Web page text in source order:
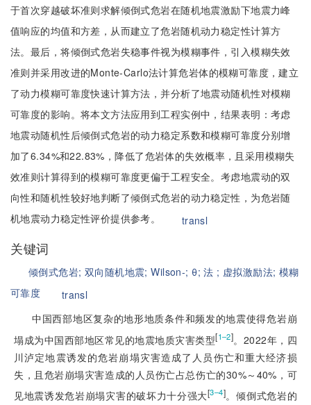
于首次穿越破坏准则求解倾倒式危岩在随机地震激励下地震力峰
值响应的均值和方差，从而建立了危岩随机动力稳定性计算方
法。最后，将倾倒式危岩失稳事件视为模糊事件，引入模糊失效
准则并采用改进的Monte-Carlo法计算危岩体的模糊可靠度，建立
了动力模糊可靠度快速计算方法，并分析了地震动随机性对模糊
可靠度的影响。将本文方法应用到工程实例中，结果表明：考虑
地震动随机性后倾倒式危岩的动力稳定系数和模糊可靠度分别增
加了6.34%和22.83%，降低了危岩体的失效概率，且采用模糊失
效准则计算得到的模糊可靠度更偏于工程安全。考虑地震动的双
向性和随机性较好地判断了倾倒式危岩的动力稳定性，为危岩随
机地震动力稳定性评价提供参考。
transl
关键词
倾倒式危岩; 双向随机地震;Wilson-; θ;法 ; 虚拟激励法;模糊
可靠度
transl
中国西部地区复杂的地形地质条件和频发的地震使得危岩崩
塌成为中国西部地区常见的地震地质灾害类型[1–2]。2022年，四
川泸定地震诱发的危岩崩塌灾害造成了人员伤亡和重大经济损
失，且危岩崩塌灾害造成的人员伤亡占总伤亡的30%～40%，可
见地震诱发危岩崩塌灾害的破坏力十分强大[3–4]。倾倒式危岩的